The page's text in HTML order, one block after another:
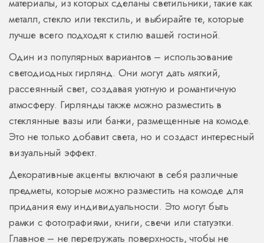
материалы, из которых сделаны светильники, такие как
металл, стекло или текстиль, и выбирайте те, которые
лучше всего подходят к стилю вашей гостиной.
Один из популярных вариантов – использование
светодиодных гирлянд. Они могут дать мягкий,
рассеянный свет, создавая уютную и романтичную
атмосферу. Гирлянды также можно разместить в
стеклянные вазы или банки, размещенные на комоде.
Это не только добавит света, но и создаст интересный
визуальный эффект.
Декоративные акценты включают в себя различные
предметы, которые можно разместить на комоде для
придания ему индивидуальности. Это могут быть
рамки с фотографиями, книги, свечи или статуэтки.
Главное – не перегружать поверхность, чтобы не